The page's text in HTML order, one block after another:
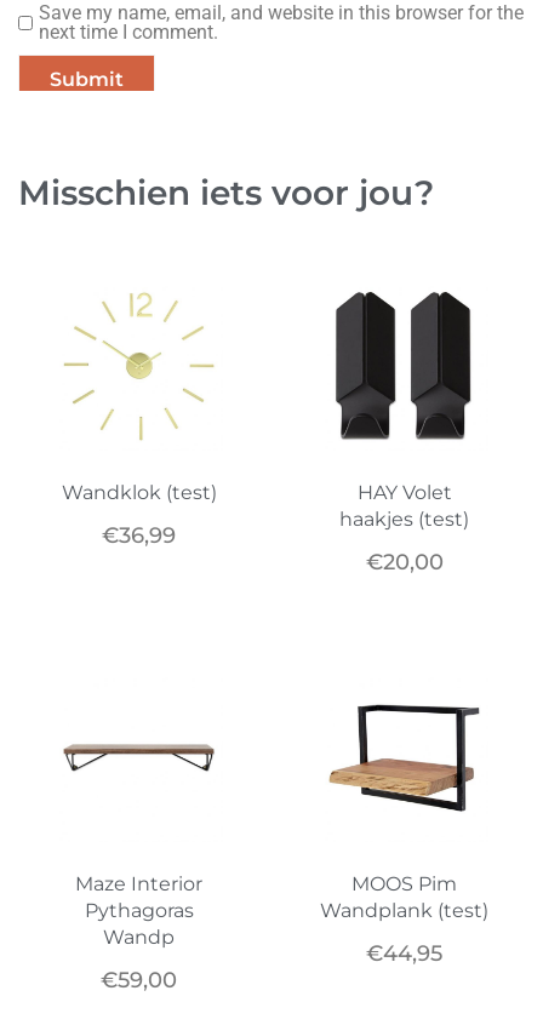
Save my name, email, and website in this browser for the
next time I comment.
Misschien iets voor jou?
Wandklok (test)
€36,99
HAY Volet
haakjes (test)
€20,00
Maze Interior
Pythagoras
Wandp
€59,00
MOOS Pim
Wandplank (test)
€44,95